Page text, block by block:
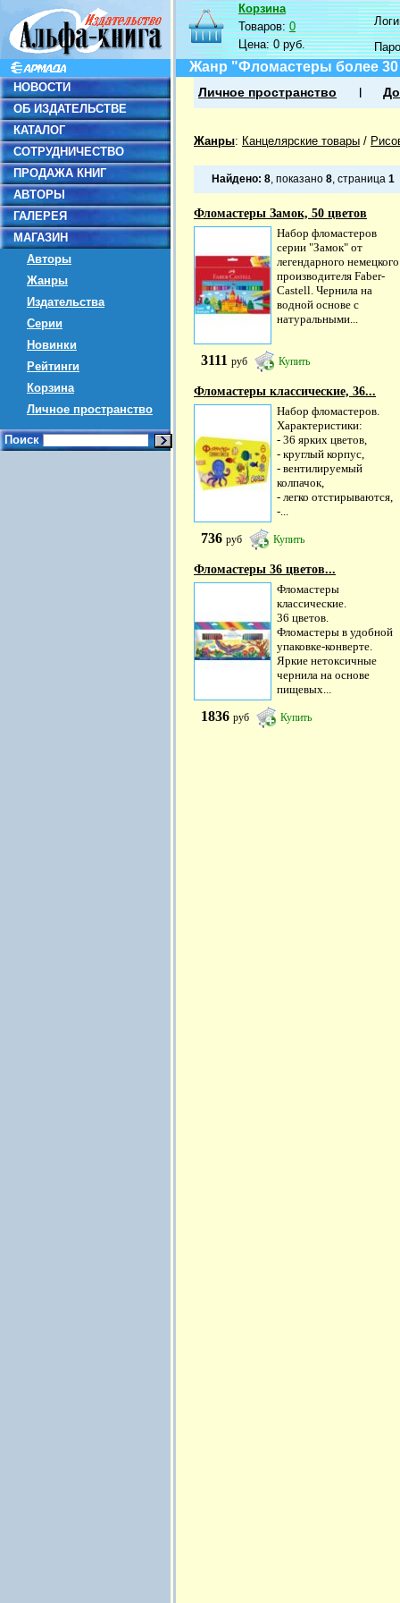
НОВОСТИ
ОБ ИЗДАТЕЛЬСТВЕ
КАТАЛОГ
СОТРУДНИЧЕСТВО
ПРОДАЖА КНИГ
АВТОРЫ
ГАЛЕРЕЯ
МАГАЗИН
Авторы
Жанры
Издательства
Серии
Новинки
Рейтинги
Корзина
Личное пространство
Поиск
Корзина
Товаров:0
Цена:0 руб.
Жанр "Фломастеры более 30
Личное пространство
Жанры: Канцелярские товары /
Найдено: 8, показано 8, страница 1
Фломастеры Замок, 50 цветов
Набор фломастеров
серии "Замок" от
легендарного немецкого
производителя Faber-
Castell. Чернила на
водной основе с
натуральными...
3111 руб Купить
Фломастеры классические, 36...
Набор фломастеров.
Характеристики:
- 36 ярких цветов,
- круглый корпус,
- вентилируемый
колпачок,
- легко отстирываются,
-...
736 руб Купить
Фломастеры 36 цветов...
Фломастеры
классические.
36 цветов.
Фломастеры в удобной
упаковке-конверте.
Яркие нетоксичные
чернила на основе
пищевых...
1836 руб Купить